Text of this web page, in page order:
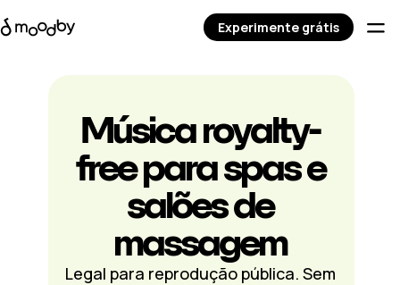
Música royalty-
free para spas e
salões de
massagem
Legal para reprodução pública. Sem
Experimente grátis